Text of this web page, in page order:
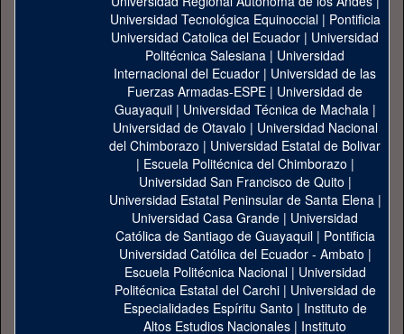
Universidad Tecnológica Equinoccial| Pontificia
Universidad Catolica del Ecuador | Universidad
Politécnica Salesiana | Universidad
Internacional del Ecuador | Universidad de las
Fuerzas Armadas-ESPE | Universidad de
Guayaquil| Universidad Técnica de Machala|
Universidad de Otavalo | Universidad Nacional
del Chimborazo | Universidad Estatal de Bolivar
| Escuela Politécnica del Chimborazo |
Universidad San Francisco de Quito |
Universidad Estatal Peninsular de Santa Elena|
Universidad Casa Grande | Universidad
Católica de Santiago de Guayaquil| Pontificia
Universidad Católica del Ecuador - Ambato |
Escuela Politécnica Nacional| Universidad
Politécnica Estatal del Carchi| Universidad de
Especialidades Espíritu Santo | Instituto de
Altos Estudios Nacionales | Instituto